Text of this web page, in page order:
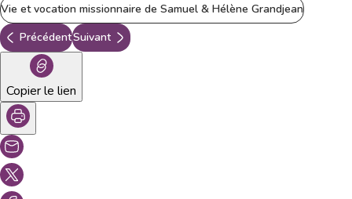
Vie et vocation missionnaire de Samuel & Hélène Grandjean
PrécédentSuivant
Copier le lien